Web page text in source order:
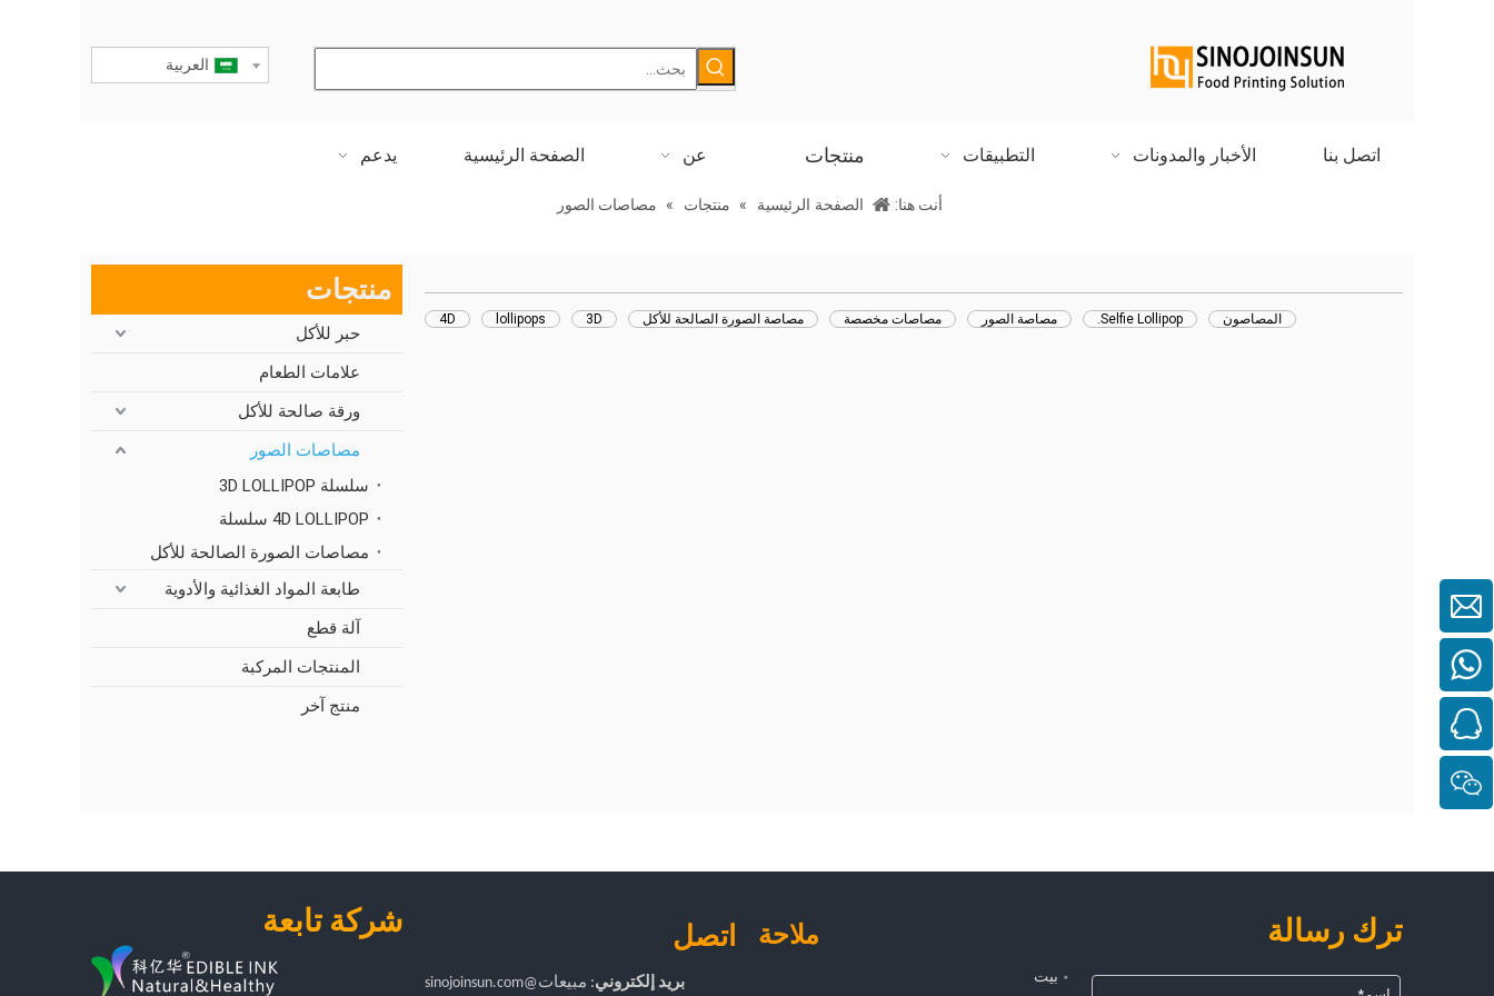
العربية
اتصل بنا الأخبار والمدونات التطبيقات منتجات عن الصفحة الرئيسية يدعم
أنت هنا: الصفحة الرئيسية » منتجات » مصاصات الصور
منتجات
حبر للأكل
علامات الطعام
ورقة صالحة للأكل
مصاصات الصور
سلسلة 3D LOLLIPOP
4D LOLLIPOP سلسلة
مصاصات الصورة الصالحة للأكل
طابعة المواد الغذائية والأدوية
آلة قطع
المنتجات المركبة
منتج آخر
4D lollipops 3D مصاصة الصورة الصالحة للأكل مصاصات مخصصة مصاصة الصور Selfie Lollipop. المصاصون
شركة تابعة اتصل
بريد إلكتروني: مبيعات @sinojoinsun.com
ملاحة
بيت
ترك رسالة